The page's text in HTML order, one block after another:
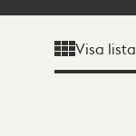
Visa lista